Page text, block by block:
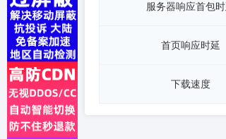
服务器响应首包
首页响应时延
下载速度